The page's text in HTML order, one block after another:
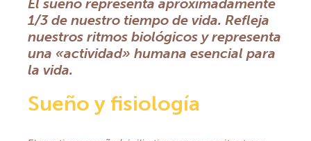
El sueño representa aproximadamente
1/3 de nuestro tiempo de vida. Refleja
nuestros ritmos biológicos y representa
una «actividad» humana esencial para
la vida.
Sueño y fisiología